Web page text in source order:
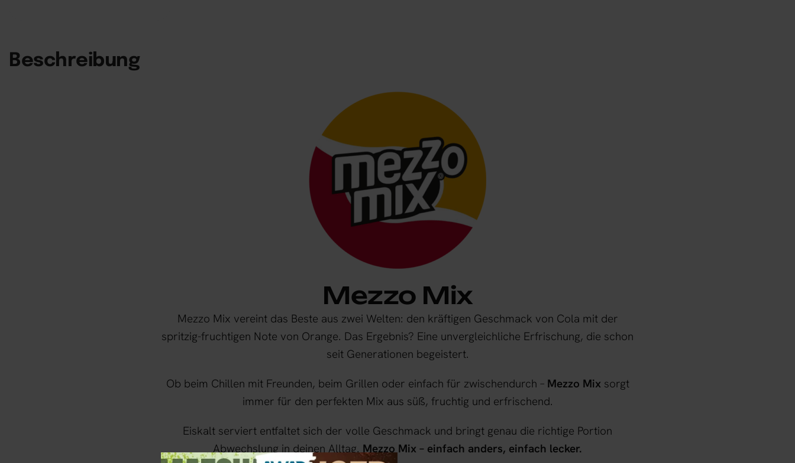
Beschreibung
Mezzo Mix
Mezzo Mix vereint das Beste aus zwei Welten: den kräftigen Geschmack von Cola mit der
spritzig-fruchtigen Note von Orange. Das Ergebnis? Eine unvergleichliche Erfrischung, die schon
seit Generationen begeistert.
Ob beim Chillen mit Freunden, beim Grillen oder einfach für zwischendurch – Mezzo Mix sorgt
immer für den perfekten Mix aus süß, fruchtig und erfrischend.
Eiskalt serviert entfaltet sich der volle Geschmack und bringt genau die richtige Portion
Abwechslung in deinen Alltag.Mezzo Mix – einfach anders, einfach lecker.